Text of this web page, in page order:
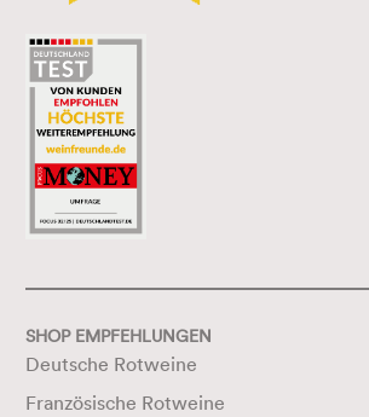
SHOP EMPFEHLUNGEN
Deutsche Rotweine
Französische Rotweine